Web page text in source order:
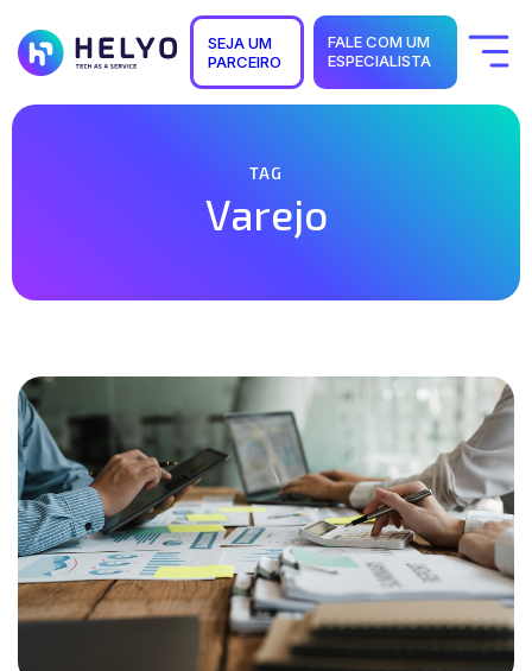
SEJA UM
PARCEIRO
FALE COM UM
ESPECIALISTA
Quem Somos
TAG
Varejo